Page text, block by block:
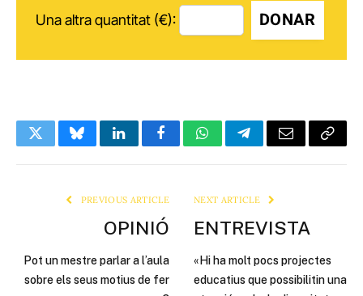
Una altra quantitat (€): DONAR
TwitterBlueskyLinkedInFacebookWhatsAppTelegramEmail Copy
PREVIOUS ARTICLE
OPINIÓ
Pot un mestre parlar a l’aula
sobre els seus motius de fer
NEXT ARTICLE
ENTREVISTA
«Hi ha molt pocs projectes
educatius que possibilitin una